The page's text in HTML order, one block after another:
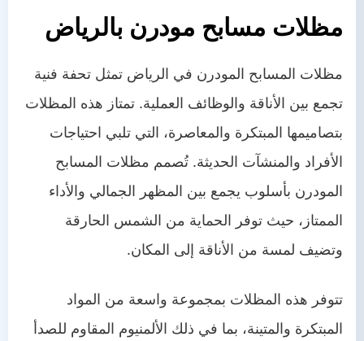
مظلات مسابح مودرن بالرياض
مظلات المسابح المودرن في الرياض تمثل تحفة فنية
تجمع بين الأناقة والوظائف العملية. تمتاز هذه المظلات
بتصاميمها المبتكرة والمعاصرة، التي تلبي احتياجات
الأفراد والمنشآت الحديثة. تُصمم مظلات المسابح
المودرن بأسلوب يجمع بين المظهر الجمالي والأداء
الممتاز، حيث توفر الحماية من الشمس الحارقة
وتضيف لمسة من الأناقة إلى المكان.
تتوفر هذه المظلات بمجموعة واسعة من المواد
المبتكرة والمتينة، بما في ذلك الألمنيوم المقاوم للصدأ